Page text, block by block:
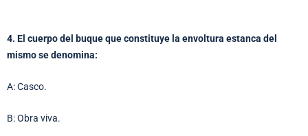
4. El cuerpo del buque que constituye la envoltura estanca del
mismo se denomina:
A: Casco.
B: Obra viva.